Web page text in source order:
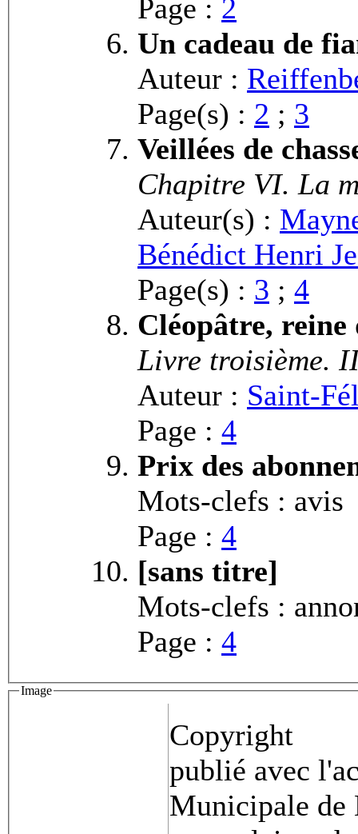
Page : 2
Un cadeau de
Auteur :
Page(s) : 2 ; 3
Veillées de
Chapitre VI. La
Auteur(s) :
Bénédict Henri
Page(s) : 3 ; 4
Cléopâtre, reine
Livre troisième.
Auteur : Saint-
Page : 4
Prix des
Mots-clefs : avis
Page : 4
[sans titre]
Mots-clefs :
Page : 4
Image
Copyright
publié avec
Municipale de